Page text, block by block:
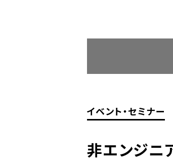
イベント・セミナー
非エンジニ